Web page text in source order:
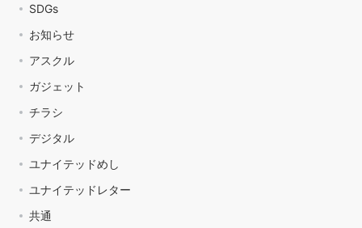
SDGs
お知らせ
アスクル
ガジェット
チラシ
デジタル
ユナイテッドめし
ユナイテッドレター
共通